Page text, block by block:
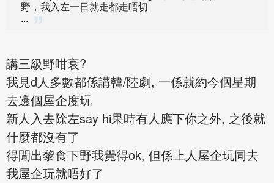
野，我入左一日就走都走唔切
...
講三級野咁衰?
我見d人多數都係講韓/陸劇, 一係就約今個星期
去邊個屋企度玩
新人入去除左say hi果時有人應下你之外, 之後就
什麼都沒有了
得閒出黎食下野我覺得ok, 但係上人屋企玩同去
我屋企玩就唔好了